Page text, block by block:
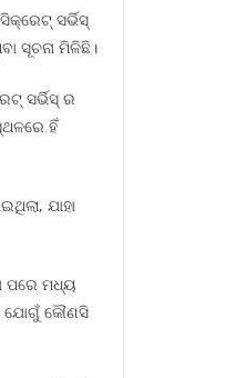
ସର୍ଭିସ୍
ସୂଚନା ମିଳିଛି।
ସର୍ଭିସ୍ ର
ହିଁ
ଯାହା
ପରେ ମଧ୍ୟ
ଯୋଗୁଁ କୌଣସି